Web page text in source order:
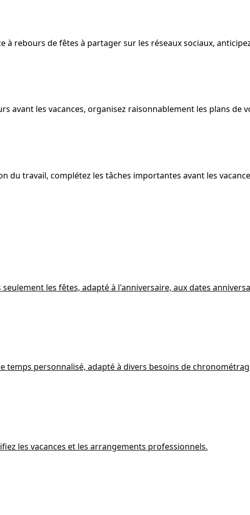
rebours de fêtes à partager sur les réseaux sociaux,
avant les vacances, organisez raisonnablement les plans de
travail, complétez les tâches importantes avant les
les fêtes, adapté à l'anniversaire, aux dates
personnalisé, adapté à divers besoins de
les vacances et les arrangements professionnels.